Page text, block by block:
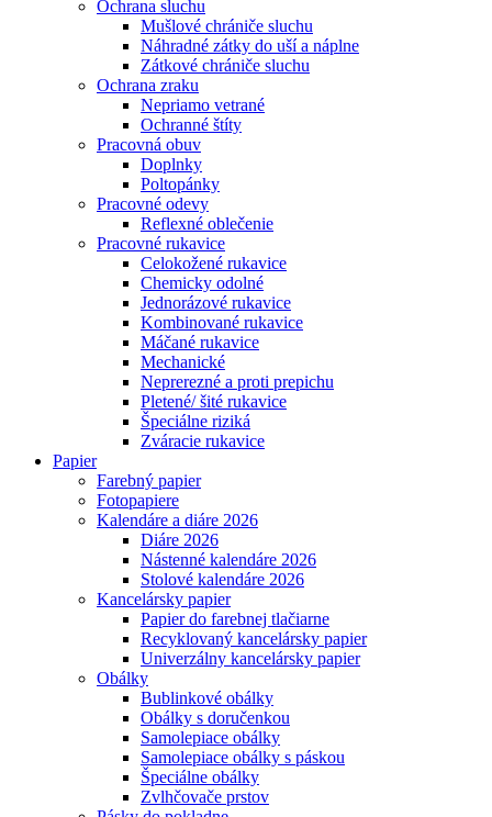
Ochrana sluchu
Mušlové chrániče sluchu
Náhradné zátky do uší a náplne
Zátkové chrániče sluchu
Ochrana zraku
Nepriamo vetrané
Ochranné štíty
Pracovná obuv
Doplnky
Poltopánky
Pracovné odevy
Reflexné oblečenie
Pracovné rukavice
Celokožené rukavice
Chemicky odolné
Jednorázové rukavice
Kombinované rukavice
Máčané rukavice
Mechanické
Neprerezné a proti prepichu
Pletené/ šité rukavice
Špeciálne riziká
Zváracie rukavice
Papier
Farebný papier
Fotopapiere
Kalendáre a diáre 2026
Diáre 2026
Nástenné kalendáre 2026
Stolové kalendáre 2026
Kancelársky papier
Papier do farebnej tlačiarne
Recyklovaný kancelársky papier
Univerzálny kancelársky papier
Obálky
Bublinkové obálky
Obálky s doručenkou
Samolepiace obálky
Samolepiace obálky s páskou
Špeciálne obálky
Zvlhčovače prstov